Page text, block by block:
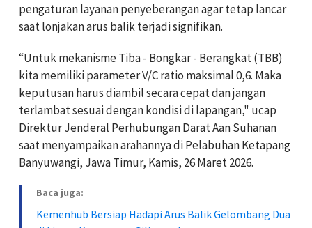
pengaturan layanan penyeberangan agar tetap lancar
saat lonjakan arus balik terjadi signifikan.
“Untuk mekanisme Tiba - Bongkar - Berangkat (TBB)
kita memiliki parameter V/C ratio maksimal 0,6. Maka
keputusan harus diambil secara cepat dan jangan
terlambat sesuai dengan kondisi di lapangan," ucap
Direktur Jenderal Perhubungan Darat Aan Suhanan
saat menyampaikan arahannya di Pelabuhan Ketapang
Banyuwangi, Jawa Timur, Kamis, 26 Maret 2026.
Baca juga:
Kemenhub Bersiap Hadapi Arus Balik Gelombang Dua